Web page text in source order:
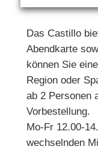
Das Castillo
Abendkarte
können Sie
Region oder
ab 2 Personen
Vorbestellung.
Mo-Fr 12.00-
wechselnden